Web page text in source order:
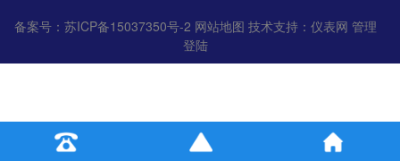
介质损耗测试仪
直流电阻测试仪
绝缘油介电强度测
仪
真空滤油机
备案号：苏ICP备15037350号-2 网站地图 技术支持： 仪表网 管理
登陆
苏公网安备 32102302010527